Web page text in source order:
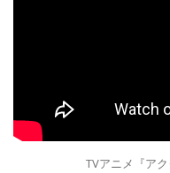
TVアニメ『ア